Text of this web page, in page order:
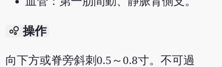
bubble_chart 操作
向下方或脊旁斜刺0.5～0.8寸。不可過